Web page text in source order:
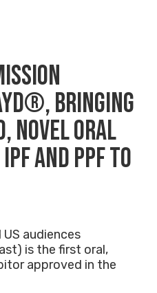
BRINGING
NOVEL ORAL
AND PPF TO
audiences
is the first oral,
approved in the